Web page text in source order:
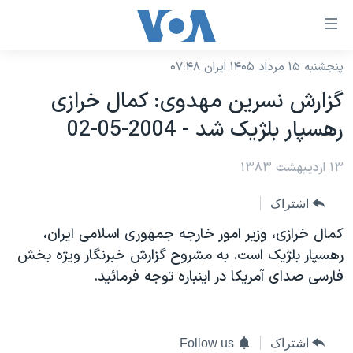
لینکهای
دسترسی
جهش
محتوای
اصلی
جهش
صفحه
اصلی
جهش
نسخه سبک وب‌سایت
موضوع ها
ایران
آمریکا
جهان
ورزشی
گزیده‌ها
ویدیوها
برنامه های تلویزیونی
جدول برنامه ها
صفحه‌های ویژه
جام جهانی ۲۰۲۶
عملیات خشم حماسی
بایگانی برنامه‌های تلویزیونی
فرکانس‌های صدای آمریکا
پخش رادیویی
پنجشنبه ۱۵ مرداد ۱۴۰۵ ایران ۰۷:۴۸
گزارش نسرين مهدوی: کمال خرازی
رهسپار بلژيک شد - 2004-05-02
۱۳ اردیبهشت ۱۳۸۳
اشتراک
کمال خرازی، وزير امور خارجه جمهوری اسلامی ايران،
رهسپار بلژيک است. به مشروح گزارش خبرنگار ويژه بخش
فارسی صدای آمريکا در اينباره توجه فرمائيد.
اشتراک Follow us